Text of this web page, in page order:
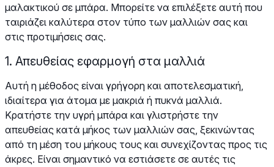
μαλακτικού σε μπάρα. Μπορείτε να επιλέξετε αυτή που
ταιριάζει καλύτερα στον τύπο των μαλλιών σας και
στις προτιμήσεις σας.
1. Απευθείας εφαρμογή στα μαλλιά
Αυτή η μέθοδος είναι γρήγορη και αποτελεσματική,
ιδιαίτερα για άτομα με μακριά ή πυκνά μαλλιά.
Κρατήστε την υγρή μπάρα και γλιστρήστε την
απευθείας κατά μήκος των μαλλιών σας, ξεκινώντας
από τη μέση του μήκους τους και συνεχίζοντας προς τις
άκρες. Είναι σημαντικό να εστιάσετε σε αυτές τις